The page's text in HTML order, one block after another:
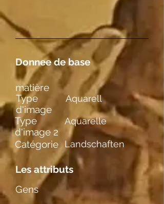
Donnee de base
Type
d'image
Aquarell
Type
d'image 2
Aquarelle
Catégorie Landschaften
Les attributs
Gens
matière